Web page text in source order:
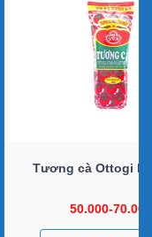
Tương cà Ottogi
50.000-